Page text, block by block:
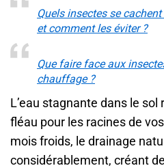
Quels insectes se
et comment les éviter ?
Que faire face aux
chauffage ?
L’eau stagnante dans le
fléau pour les racines de
mois froids, le drainage
considérablement, créant